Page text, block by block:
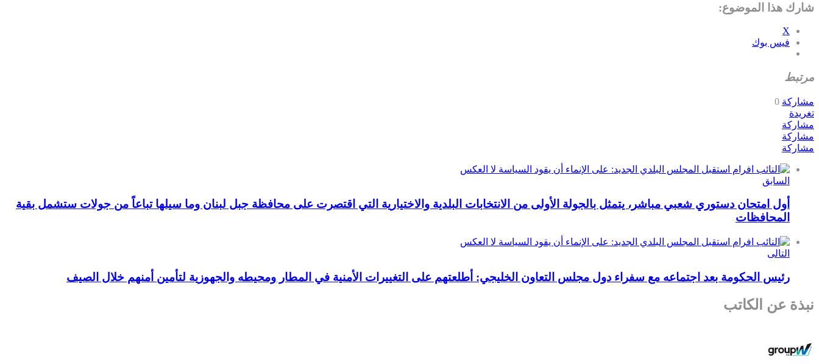
شارك هذا الموضوع:
X
فيس بوك
مرتبط
مشاركة 0
تغريدة
مشاركة
مشاركة
مشاركة
السابق
أول امتحان دستوري شعبي مباشر، يتمثل بالجولة الأولى من الانتخابات البلدية والاختيارية التي اقتصرت على محافظة جبل لبنان وما سيلها تباعاً من جولات ستشمل بقية
المحافظات
التالى
رئيس الحكومة بعد اجتماعه مع سفراء دول مجلس التعاون الخليجي: أطلعتهم على التغييرات الأمنية في المطار ومحيطه والجهوزية لتأمين أمنهم خلال الصيف
نبذة عن الكاتب